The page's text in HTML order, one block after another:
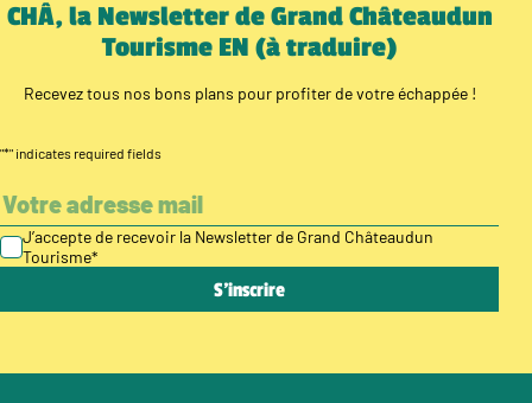
CHÂ, la Newsletter de Grand Châteaudun
Tourisme EN (à traduire)
Recevez tous nos bons plans pour profiter de votre échappée !
"*" indicates required fields
J’accepte de recevoir la Newsletter de Grand Châteaudun
Tourisme*